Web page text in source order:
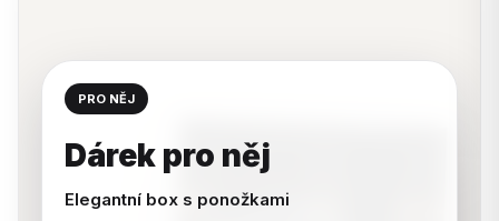
PRO NĚJ
Dárek pro něj
Elegantní box s ponožkami